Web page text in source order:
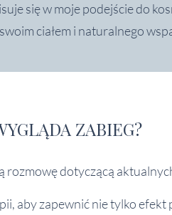
się w moje podejście do
ciałem i naturalnego
ZABIEG?
dotyczącą
aby zapewnić nie tylko efekt